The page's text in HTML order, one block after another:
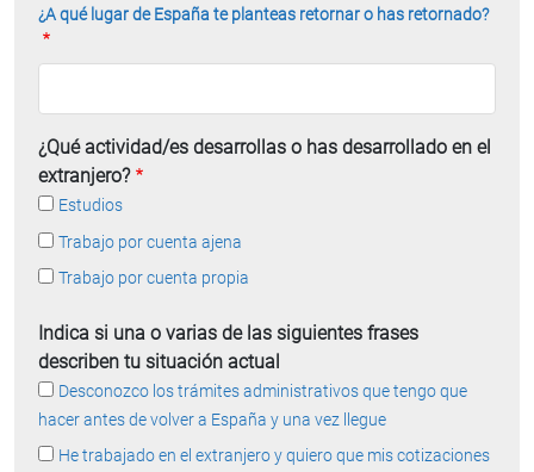
¿A qué lugar de España te planteas retornar o has retornado?
¿Qué actividad/es desarrollas o has desarrollado en el
extranjero?
Estudios
Trabajo por cuenta ajena
Trabajo por cuenta propia
Indica si una o varias de las siguientes frases
describen tu situación actual
Desconozco los trámites administrativos que tengo que
hacer antes de volver a España y una vez llegue
He trabajado en el extranjero y quiero que mis cotizaciones